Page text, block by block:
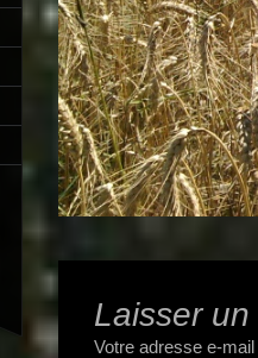
Laisser
Votre adresse e-